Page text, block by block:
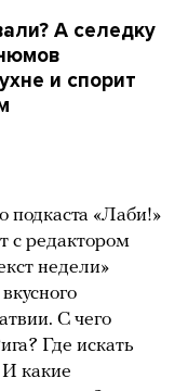
А селедку
и спорит
подкаста «Лаби!»
с редактором
недели»
С чего
Где искать
какие